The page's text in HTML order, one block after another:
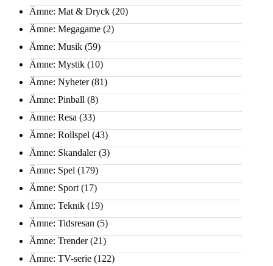
Ämne: Mat & Dryck (20)
Ämne: Megagame (2)
Ämne: Musik (59)
Ämne: Mystik (10)
Ämne: Nyheter(81)
Ämne: Pinball (8)
Ämne: Resa (33)
Ämne: Rollspel (43)
Ämne: Skandaler(3)
Ämne: Spel (179)
Ämne: Sport (17)
Ämne: Teknik (19)
Ämne: Tidsresan (5)
Ämne: Trender(21)
Ämne: TV-serie (122)